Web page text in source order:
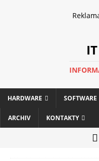
HARDWARE SOFTWARE
ARCHIV KONTAKTY